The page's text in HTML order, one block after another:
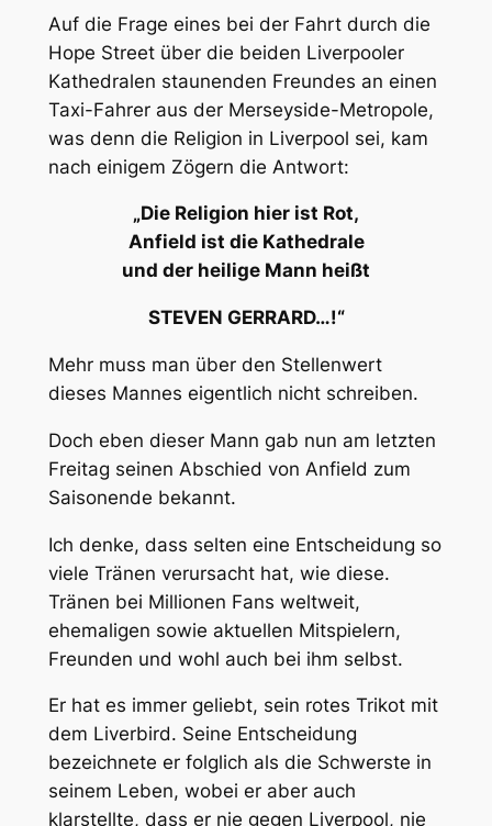
Auf die Frage eines bei der Fahrt durch die
Hope Street über die beiden Liverpooler
Kathedralen staunenden Freundes an einen
Taxi-Fahrer aus der Merseyside-Metropole,
was denn die Religion in Liverpool sei, kam
nach einigem Zögern die Antwort:
„Die Religion hier ist Rot,
Anfield ist die Kathedrale
und der heilige Mann heißt
STEVEN GERRARD…!“
Mehr muss man über den Stellenwert
dieses Mannes eigentlich nicht schreiben.
Doch eben dieser Mann gab nun am letzten
Freitag seinen Abschied von Anfield zum
Saisonende bekannt.
Ich denke, dass selten eine Entscheidung so
viele Tränen verursacht hat, wie diese.
Tränen bei Millionen Fans weltweit,
ehemaligen sowie aktuellen Mitspielern,
Freunden und wohl auch bei ihm selbst.
Er hat es immer geliebt, sein rotes Trikot mit
dem Liverbird. Seine Entscheidung
bezeichnete er folglich als die Schwerste in
seinem Leben, wobei er aber auch
klarstellte, dass er nie gegen Liverpool, nie